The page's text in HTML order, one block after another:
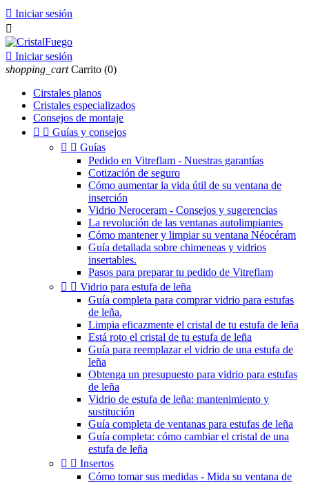
 Iniciar sesión

 Iniciar sesión
shopping_cart Carrito (0)
Cirstales planos
Cristales especializados
Consejos de montaje
  Guías y consejos
  Guías
Pedido en Vitreflam - Nuestras garantías
Cotización de seguro
Cómo aumentar la vida útil de su ventana de
inserción
Vidrio Neroceram - Consejos y sugerencias
La revolución de las ventanas autolimpiantes
Cómo mantener y limpiar su ventana Néocéram
Guía detallada sobre chimeneas y vidrios
insertables.
Pasos para preparar tu pedido de Vitreflam
  Vidrio para estufa de leña
Guía completa para comprar vidrio para estufas
de leña.
Limpia eficazmente el cristal de tu estufa de leña
Está roto el cristal de tu estufa de leña
Guía para reemplazar el vidrio de una estufa de
leña
Obtenga un presupuesto para vidrio para estufas
de leña
Vidrio de estufa de leña: mantenimiento y
sustitución
Guía completa de ventanas para estufas de leña
Guía completa: cómo cambiar el cristal de una
estufa de leña
  Insertos
Cómo tomar sus medidas - Mida su ventana de